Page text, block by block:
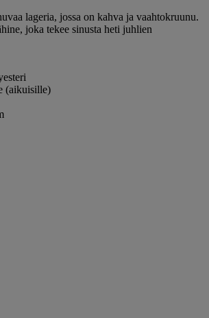
lageria, jossa on kahva ja vaahtokruunu.
joka tekee sinusta heti juhlien
(aikuisille)